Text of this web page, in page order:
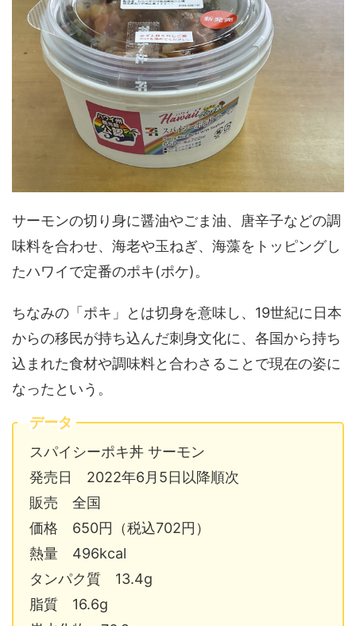
サーモンの切り身に醤油やごま油、唐辛子などの調
味料を合わせ、海老や玉ねぎ、海藻をトッピングし
たハワイで定番のポキ(ポケ)。
ちなみの「ポキ」とは切身を意味し、19世紀に日本
からの移民が持ち込んだ刺身文化に、各国から持ち
込まれた食材や調味料と合わさることで現在の姿に
なったという。
データ
スパイシーポキ丼 サーモン
発売日 2022年6月5日以降順次
販売 全国
価格 650円（税込702円）
熱量 496kcal
タンパク質 13.4g
脂質 16.6g